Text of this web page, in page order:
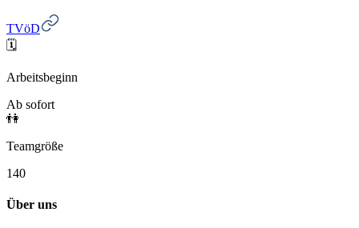
TVöD
🗓️
Arbeitsbeginn
Ab sofort
👫
Teamgröße
140
Über uns